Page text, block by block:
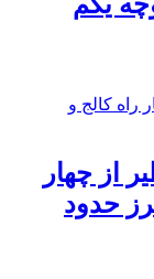
از چهار
حدود